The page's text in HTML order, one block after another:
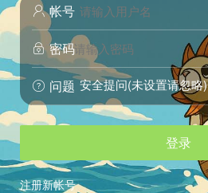
 帐号
 密码
 问题 安全提问(未设置请忽略)
登录
注册新帐号